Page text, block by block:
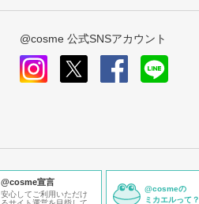
@cosme 公式SNSアカウント
@cosme宣言
安心してご利用いただけ
@cosmeの
ミカエルって？